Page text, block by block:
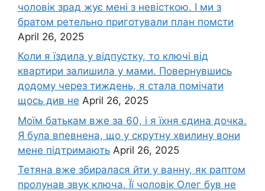
чоловік зpад жує мені з невісткою. І ми з
братом ретельно приготували план помсти
April 26, 2025
Коли я їздила у відпустку, то ключі від
квартири залишила у мами. Повернувшись
додому через тиждень, я стала помічати
щось див не April 26, 2025
Моїм батькам вже за 60, і я їхня єдина дочка.
Я була впевнена, що у скрутну хвилину вони
мене підтримають April 26, 2025
Тетяна вже збиралася йти у ванну, як раптом
пролунав звук ключа. Її чоловік Олег був не